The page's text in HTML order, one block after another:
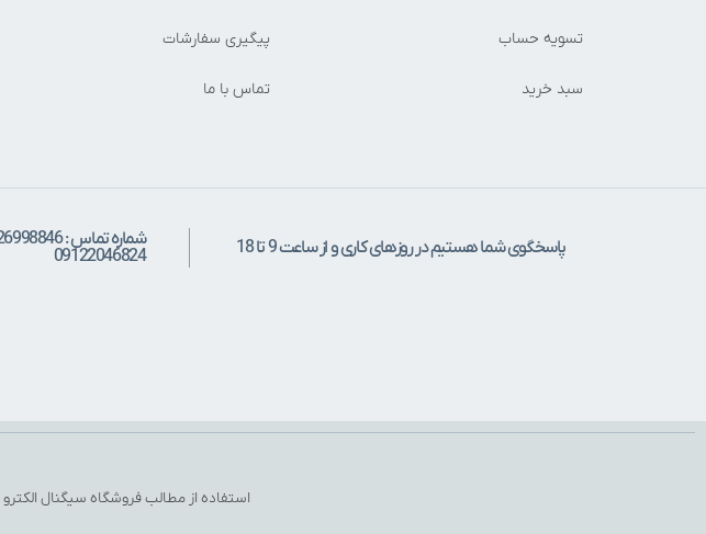
تسویه حساب
سبد خرید
پیگیری سفارشات
تماس با ما
پاسخگوی شما هستیم در روزهای کاری و از ساعت 9 تا 18
09122046824
استفاده از مطالب فروشگاه سیگنال